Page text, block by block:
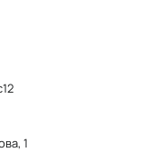
1